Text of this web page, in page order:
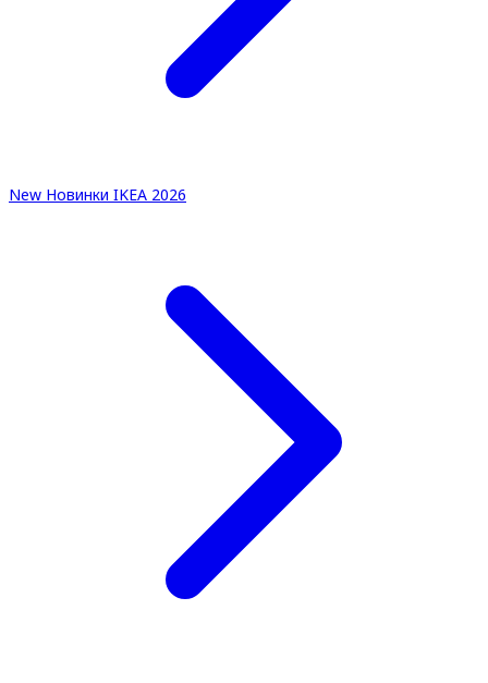
New Новинки IKEA 2026